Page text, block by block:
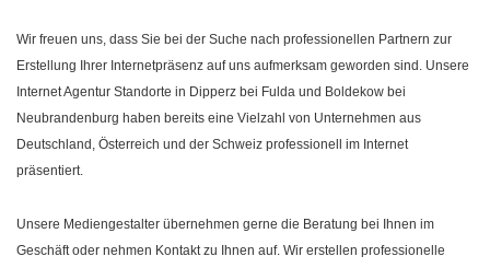
Wir freuen uns, dass Sie bei der Suche nach professionellen Partnern zur
Erstellung Ihrer Internetpräsenz auf uns aufmerksam geworden sind. Unsere
Internet Agentur Standorte in Dipperz bei Fulda und Boldekow bei
Neubrandenburg haben bereits eine Vielzahl von Unternehmen aus
Deutschland, Österreich und der Schweiz professionell im Internet
präsentiert.
Unsere Mediengestalter übernehmen gerne die Beratung bei Ihnen im
Geschäft oder nehmen Kontakt zu Ihnen auf. Wir erstellen professionelle